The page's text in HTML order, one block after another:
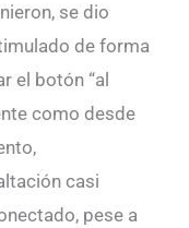
se dio
de forma
el botón “al
como desde
casi
pese a